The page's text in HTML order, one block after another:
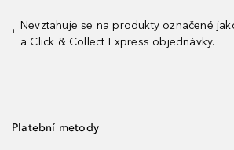
¹
Nevztahuje se na produkty označené
a Click & Collect Express objednávky.
Platební metody